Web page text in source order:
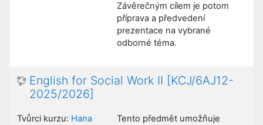
Závěrečným cílem je potom
příprava a předvedení
prezentace na vybrané
odborné téma.
English for Social Work II [KCJ/6AJ12-
2025/2026]
Tento předmět umožňuje
Tvůrci kurzu: Hana